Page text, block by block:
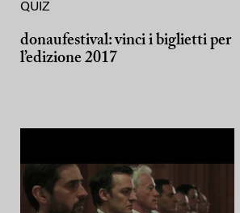
QUIZ
donaufestival: vinci i biglietti per
l’edizione 2017